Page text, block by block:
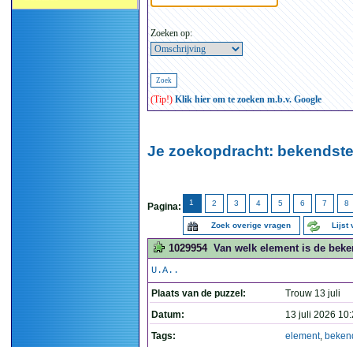
Zoeken op:
(Tip!) Klik hier om te zoeken m.b.v. Google
Je zoekopdracht:
Pagina: 1 2 3 4 5 6 7 8
Zoek overige vragen Lijst
1029954 Van welk element is de
U.A..
Plaats van de puzzel:
Trouw 13 juli
Datum:
13 juli 2026
Tags:
element,